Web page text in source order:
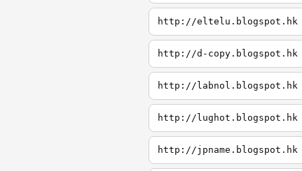
http://eltelu.blogspot.hk
http://d-copy.blogspot.hk
http://labnol.blogspot.hk
http://lughot.blogspot.hk
http://jpname.blogspot.hk